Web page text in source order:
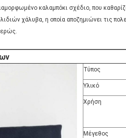
καλαμπόκι σχέδιο, που
χάλυβα, η οποία αποζημιώνει τις
Τύπος
Υλικό
Χρήση
Μέγεθος